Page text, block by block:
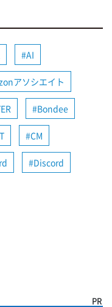
AI
アソシエイト
Bondee
CM
Discord
PR